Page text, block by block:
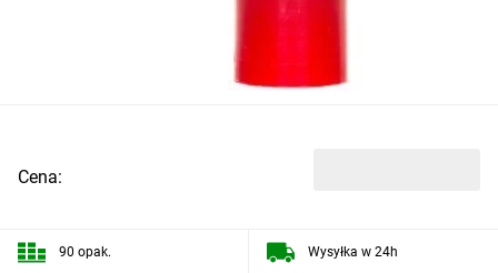
Cena:
90 opak. Wysyłka w 24h